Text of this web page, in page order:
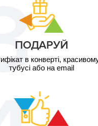
ПОДАРУЙ
в конверті,
тубусі або на email